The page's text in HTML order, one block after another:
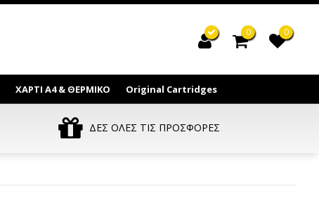
0 0
ΧΑΡΤΙ Α4 & ΘΕΡΜΙΚΟ Original Cartridges
ΔΕΣ ΟΛΕΣ ΤΙΣ ΠΡΟΣΦΟΡΕΣ